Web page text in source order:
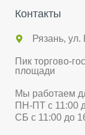
Контакты
Рязань,
Пик торгово-
площади
Мы работаем
ПН-ПТ с 11:00
СБ с 11:00 до